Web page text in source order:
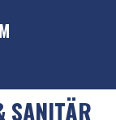
SANITÄR